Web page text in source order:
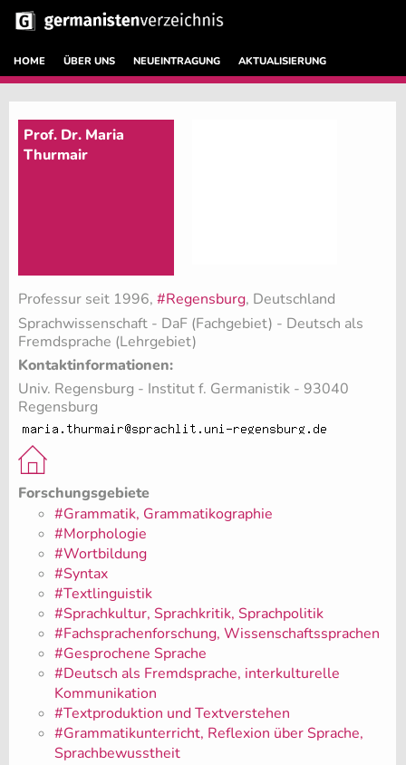
HOME ÜBER UNS NEUEINTRAGUNG AKTUALISIERUNG
Prof. Dr. Maria
Thurmair
Professur seit 1996, #Regensburg, Deutschland
Sprachwissenschaft - DaF (Fachgebiet) - Deutsch als
Fremdsprache (Lehrgebiet)
Kontaktinformationen:
Univ. Regensburg - Institut f. Germanistik - 93040
Regensburg
Forschungsgebiete
#Grammatik, Grammatikographie
#Morphologie
#Wortbildung
#Syntax
#Textlinguistik
#Sprachkultur, Sprachkritik, Sprachpolitik
#Fachsprachenforschung, Wissenschaftssprachen
#Gesprochene Sprache
#Deutsch als Fremdsprache, interkulturelle
Kommunikation
#Textproduktion und Textverstehen
#Grammatikunterricht, Reflexion über Sprache,
Sprachbewusstheit